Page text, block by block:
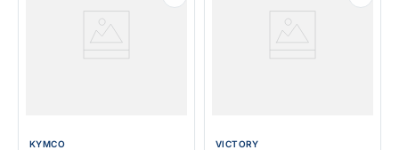
KYMCO VICTORY